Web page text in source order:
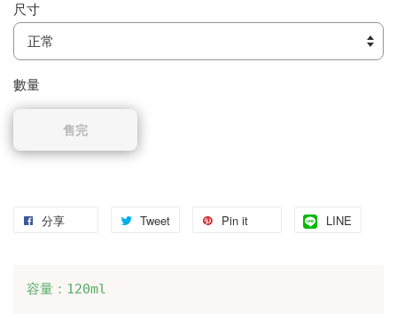
尺寸
數量
售完
分享 Tweet Pin it LINE
容量：120ml